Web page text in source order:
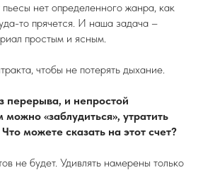
нет определенного жанра, как
то прячется. И наша задача –
простым и ясным.
чтобы не потерять дыхание.
перерыва, и непростой
«заблудиться», утратить
можете сказать на этот счет?
не будет. Удивлять намерены только